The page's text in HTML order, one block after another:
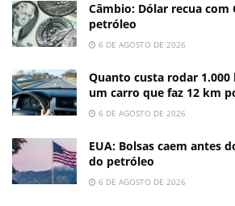
Câmbio: Dólar recua com
petróleo
6 DE AGOSTO DE 2026
Quanto custa rodar
um carro que faz 12 km
6 DE AGOSTO DE 2026
EUA: Bolsas caem antes
do petróleo
6 DE AGOSTO DE 2026